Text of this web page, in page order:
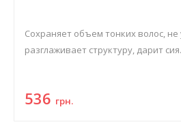
Сохраняет объем тонких волос, не
разглаживает структуру, дарит
536 грн.